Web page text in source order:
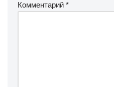
Комментарий *